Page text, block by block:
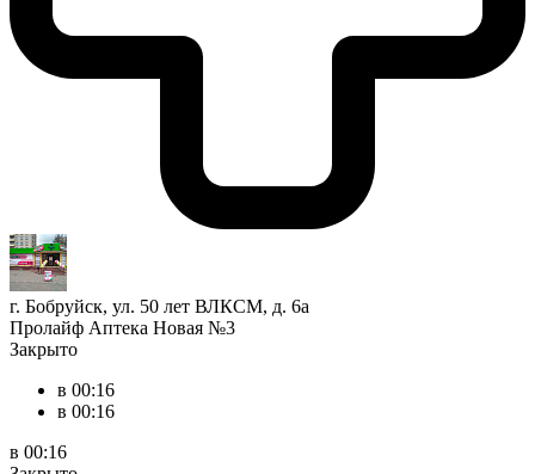
г. Бобруйск, ул. 50 лет ВЛКСМ, д. 6а
Пролайф Аптека Новая №3
Закрыто
в 00:16
в 00:16
в 00:16